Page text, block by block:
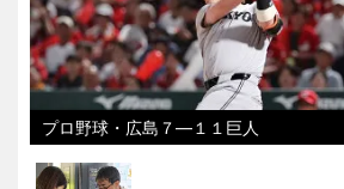
プロ野球・広島７―１１巨人